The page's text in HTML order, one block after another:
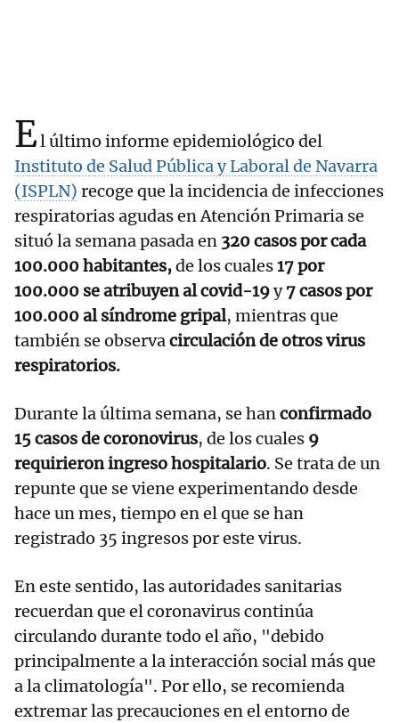
El último informe epidemiológico del
Instituto de Salud Pública y Laboral de Navarra
(ISPLN) recoge que la incidencia de infecciones
respiratorias agudas en Atención Primaria se
situó la semana pasada en 320 casos por cada
100.000 habitantes,de los cuales17 por
100.000 se atribuyen al covid-19y7 casos por
100.000 al síndrome gripal, mientras que
también se observacirculación de otros virus
respiratorios.
Durante la última semana, se hanconfirmado
15 casos de coronovirus, de los cuales 9
requirieron ingreso hospitalario. Se trata de un
repunte que se viene experimentando desde
hace un mes, tiempo en el que se han
registrado 35 ingresos por este virus.
En este sentido, las autoridades sanitarias
recuerdan que el coronavirus continúa
circulando durante todo el año, "debido
principalmente a la interacción social más que
a la climatología". Por ello, se recomienda
extremar las precauciones en el entorno de